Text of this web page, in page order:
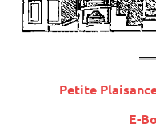
Petite
E-